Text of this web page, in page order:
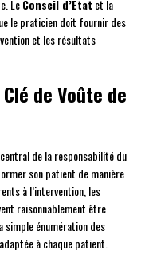
LeConseil d’État et la
le praticien doit fournir des
et les résultats
de Voûte de
de la responsabilité du
son patient de manière
à l’intervention, les
raisonnablement être
simple énumération des
à chaque patient.